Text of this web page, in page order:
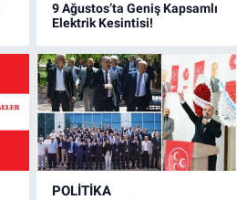
9 Ağustos’ta Geniş Kapsamlı
Elektrik Kesintisi!
POLITIKA